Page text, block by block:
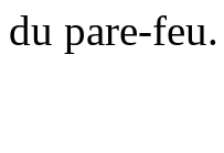
du pare-feu.